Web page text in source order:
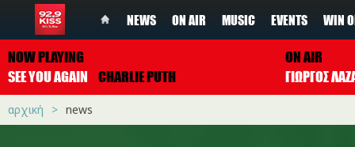
NEWS ON AIR MUSIC EVENTS WIN
NOW PLAYING
SEE YOU AGAIN
CHARLIE PUTH
ON AIR
ΓΙΩΡΓΟΣ
αρχική news